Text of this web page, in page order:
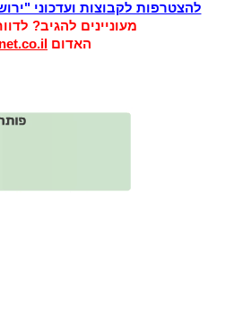
להצטרפות לקבוצות ועדכוני
מעוניינים להגיב?
האדום